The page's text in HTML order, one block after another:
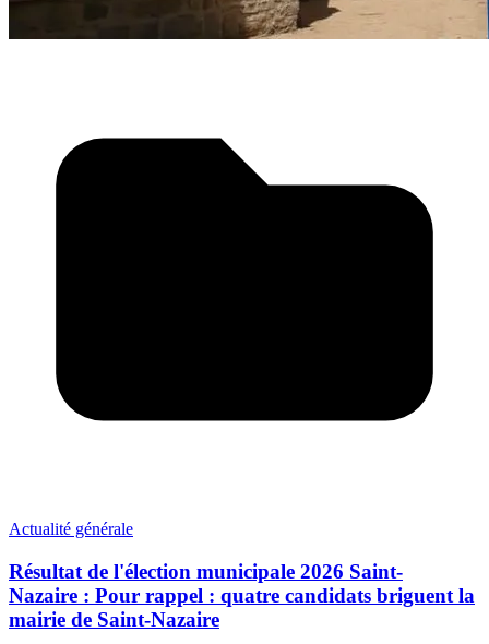
Actualité générale
Résultat de l'élection municipale 2026 Saint-
Nazaire : Pour rappel : quatre candidats briguent la
mairie de Saint-Nazaire